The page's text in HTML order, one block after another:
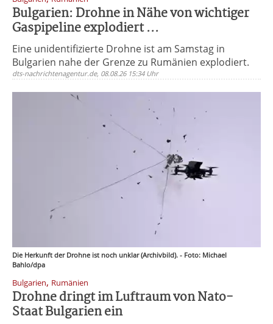
Bulgarien: Drohne in Nähe von wichtiger
Gaspipeline explodiert ...
Eine unidentifizierte Drohne ist am Samstag in
Bulgarien nahe der Grenze zu Rumänien explodiert.
dts-nachrichtenagentur.de, 08.08.26 15:34 Uhr
Die Herkunft der Drohne ist noch unklar (Archivbild). - Foto: Michael
Bahlo/dpa
Bulgarien, Rumänien
Drohne dringt im Luftraum von Nato-
Staat Bulgarien ein